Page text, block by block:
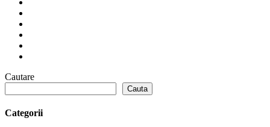
Cautare
Cauta
Categorii